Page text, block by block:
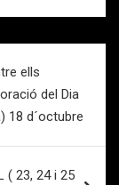
ells
del Dia
18 d´octubre
( 23, 24 i 25